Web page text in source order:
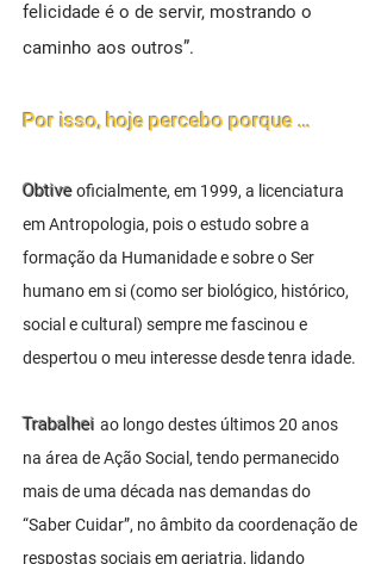
felicidade é o de servir, mostrando o
caminho aos outros”.
Por isso, hoje percebo porque …
Obtiveoficialmente, em 1999, a licenciatura
em Antropologia, pois o estudo sobre a
formação da Humanidade e sobre o Ser
humano em si (como ser biológico, histórico,
social e cultural) sempre me fascinou e
despertou o meu interesse desde tenra idade.
Trabalhei ao longo destes últimos 20 anos
na área de Ação Social, tendo permanecido
mais de uma década nas demandas do
“Saber Cuidar”, no âmbito da coordenação de
respostas sociais em geriatria, lidando